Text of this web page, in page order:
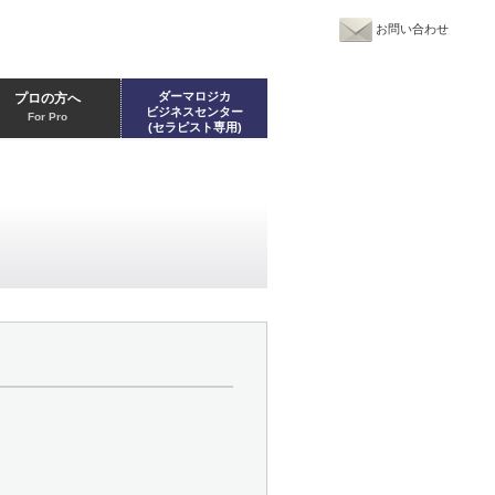
お問い合わせ
プロの方へ
For Pro
ダーマロジカ
ビジネスセンター
(セラピスト専用)